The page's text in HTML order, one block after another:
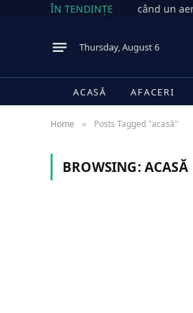
ÎN TENDINȚE când un
Thursday, August 6
ACASĂ AFACERI
Home » Posts Tagged "acasă"
BROWSING:ACASĂ